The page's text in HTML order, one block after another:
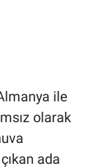
ile
olarak
ada